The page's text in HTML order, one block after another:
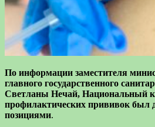
По информации заместителя
главного государственного
Светланы Нечай, Национальный
профилактических прививок был
позициями.